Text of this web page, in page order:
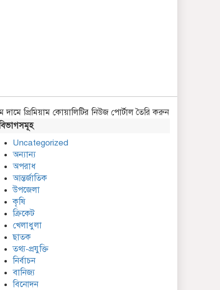
দামে প্রিমিয়াম কোয়ালিটির নিউজ পোর্টাল তৈরি করুন
Uncategorized
অন্যান্য
অপরাধ
আন্তর্জাতিক
উপজেলা
কৃষি
ক্রিকেট
খেলাধুলা
ছাতক
তথ্য-প্রযুক্তি
নির্বাচন
বানিজ্য
বিনোদন